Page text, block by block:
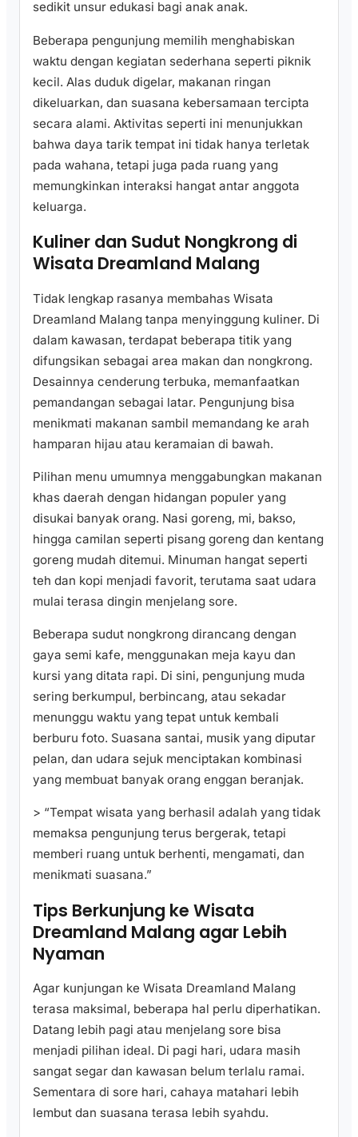
sedikit unsur edukasi bagi anak anak.
Beberapa pengunjung memilih menghabiskan
waktu dengan kegiatan sederhana seperti piknik
kecil. Alas duduk digelar, makanan ringan
dikeluarkan, dan suasana kebersamaan tercipta
secara alami. Aktivitas seperti ini menunjukkan
bahwa daya tarik tempat ini tidak hanya terletak
pada wahana, tetapi juga pada ruang yang
memungkinkan interaksi hangat antar anggota
keluarga.
Kuliner dan Sudut Nongkrong di
Wisata Dreamland Malang
Tidak lengkap rasanya membahas Wisata
Dreamland Malang tanpa menyinggung kuliner. Di
dalam kawasan, terdapat beberapa titik yang
difungsikan sebagai area makan dan nongkrong.
Desainnya cenderung terbuka, memanfaatkan
pemandangan sebagai latar. Pengunjung bisa
menikmati makanan sambil memandang ke arah
hamparan hijau atau keramaian di bawah.
Pilihan menu umumnya menggabungkan makanan
khas daerah dengan hidangan populer yang
disukai banyak orang. Nasi goreng, mi, bakso,
hingga camilan seperti pisang goreng dan kentang
goreng mudah ditemui. Minuman hangat seperti
teh dan kopi menjadi favorit, terutama saat udara
mulai terasa dingin menjelang sore.
Beberapa sudut nongkrong dirancang dengan
gaya semi kafe, menggunakan meja kayu dan
kursi yang ditata rapi. Di sini, pengunjung muda
sering berkumpul, berbincang, atau sekadar
menunggu waktu yang tepat untuk kembali
berburu foto. Suasana santai, musik yang diputar
pelan, dan udara sejuk menciptakan kombinasi
yang membuat banyak orang enggan beranjak.
> “Tempat wisata yang berhasil adalah yang tidak
memaksa pengunjung terus bergerak, tetapi
memberi ruang untuk berhenti, mengamati, dan
menikmati suasana.”
Tips Berkunjung ke Wisata
Dreamland Malang agar Lebih
Nyaman
Agar kunjungan ke Wisata Dreamland Malang
terasa maksimal, beberapa hal perlu diperhatikan.
Datang lebih pagi atau menjelang sore bisa
menjadi pilihan ideal. Di pagi hari, udara masih
sangat segar dan kawasan belum terlalu ramai.
Sementara di sore hari, cahaya matahari lebih
lembut dan suasana terasa lebih syahdu.